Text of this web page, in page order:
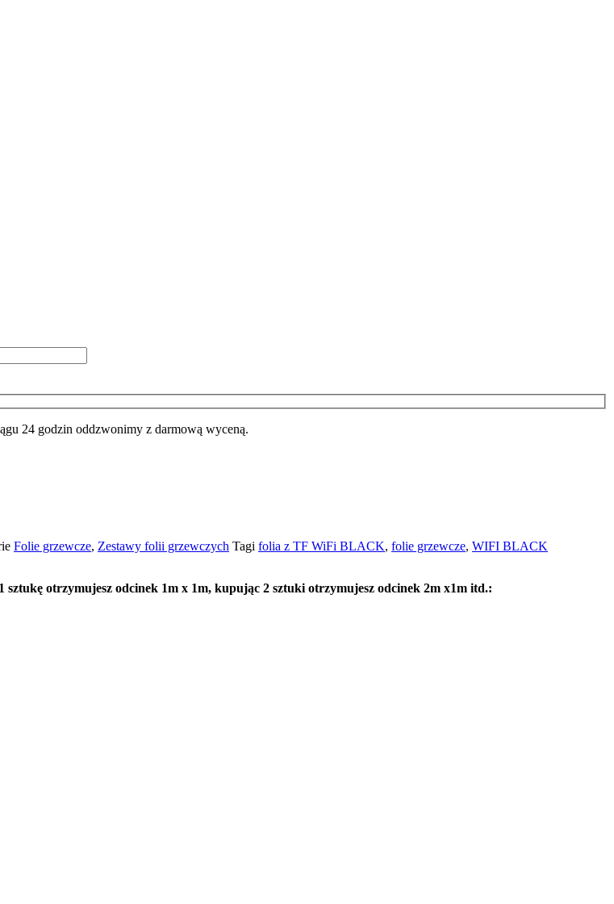
24 godzin oddzwonimy z darmową wyceną.
Folie grzewcze, Zestawy folii grzewczych Tagi folia z TF WiFi BLACK, folie grzewcze, WIFI BLACK
otrzymujesz odcinek 1m x 1m, kupując 2 sztuki otrzymujesz odcinek 2m x1m itd.: